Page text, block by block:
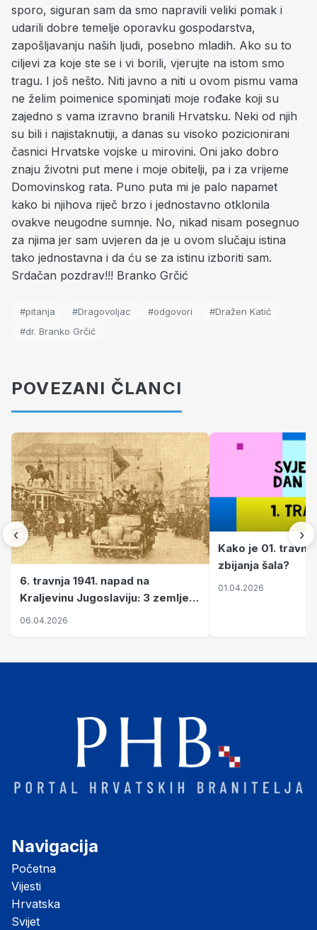
sporo, siguran sam da smo napravili veliki pomak i
udarili dobre temelje oporavku gospodarstva,
zapošljavanju naših ljudi, posebno mladih. Ako su to
ciljevi za koje ste se i vi borili, vjerujte na istom smo
tragu. I još nešto. Niti javno a niti u ovom pismu vama
ne želim poimenice spominjati moje rođake koji su
zajedno s vama izravno branili Hrvatsku. Neki od njih
su bili i najistaknutiji, a danas su visoko pozicionirani
časnici Hrvatske vojske u mirovini. Oni jako dobro
znaju životni put mene i moje obitelji, pa i za vrijeme
Domovinskog rata. Puno puta mi je palo napamet
kako bi njihova riječ brzo i jednostavno otklonila
ovakve neugodne sumnje. No, nikad nisam posegnuo
za njima jer sam uvjeren da je u ovom slučaju istina
tako jednostavna i da ću se za istinu izboriti sam.
Srdačan pozdrav!!! Branko Grčić
#pitanja #Dragovoljac #odgovori
#Dražen Katić
#dr. Branko Grčić
POVEZANI ČLANCI
‹
6. travnja 1941. napad na
Kraljevinu Jugoslaviju: 3 zemlje
nastale njenim raspadom
06.04.2026
Kako je 01.
zbijanja šala?
01.04.2026
›
Navigacija
Početna
Vijesti
Hrvatska
Svijet